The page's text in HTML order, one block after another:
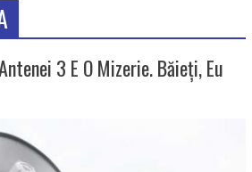
3 E O Mizerie. Băieți, Eu